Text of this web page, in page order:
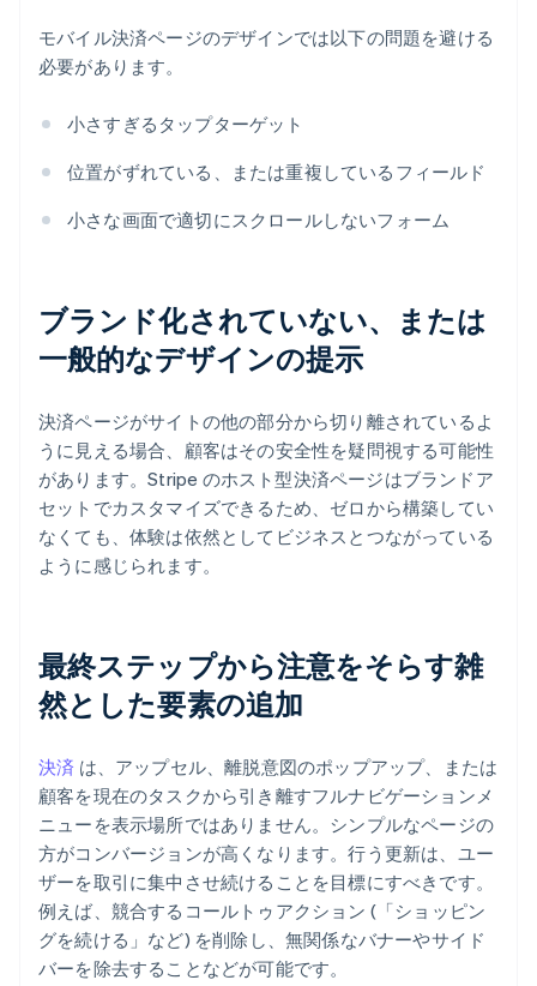
モバイル決済ページのデザインでは以下の問題を避ける
必要があります。
小さすぎるタップターゲット
位置がずれている、または重複しているフィールド
小さな画面で適切にスクロールしないフォーム
ブランド化されていない、または
一般的なデザインの提示
決済ページがサイトの他の部分から切り離されているよ
うに見える場合、顧客はその安全性を疑問視する可能性
があります。Stripe のホスト型決済ページはブランドア
セットでカスタマイズできるため、ゼロから構築してい
なくても、体験は依然としてビジネスとつながっている
ように感じられます。
最終ステップから注意をそらす雑
然とした要素の追加
決済 は、アップセル、離脱意図のポップアップ、または
顧客を現在のタスクから引き離すフルナビゲーションメ
ニューを表示場所ではありません。シンプルなページの
方がコンバージョンが高くなります。行う更新は、ユー
ザーを取引に集中させ続けることを目標にすべきです。
例えば、競合するコールトゥアクション (「ショッピン
グを続ける」など) を削除し、無関係なバナーやサイド
バーを除去することなどが可能です。
アイルランド
English